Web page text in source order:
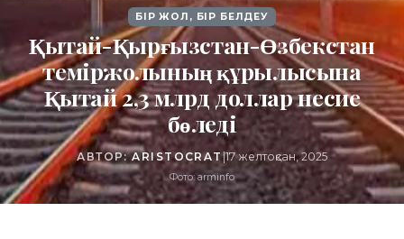
БІР ЖОЛ, БІР БЕЛДЕУ
Қытай-Қырғызстан-Өзбекстан
теміржолының құрылысына
Қытай 2,3 млрд доллар несие
бөледі
АВТОР:ARISTOCRAT|17 желтоқсан, 2025
Фото: arminfo